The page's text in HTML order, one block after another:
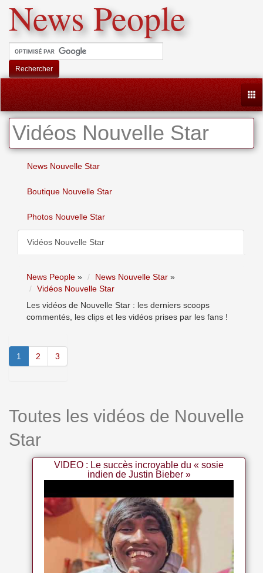
News People
Rechercher
Vidéos Nouvelle Star
News Nouvelle Star
Boutique Nouvelle Star
Photos Nouvelle Star
Vidéos Nouvelle Star
News People » News Nouvelle Star »
Vidéos Nouvelle Star
Les vidéos de Nouvelle Star : les derniers scoops
commentés, les clips et les vidéos prises par les fans !
1 2 3
Toutes les vidéos de Nouvelle
Star
VIDEO : Le succès incroyable du « sosie
indien de Justin Bieber »